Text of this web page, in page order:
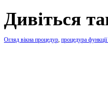
Дивіться
Огляд вікна процедур, процедура функції